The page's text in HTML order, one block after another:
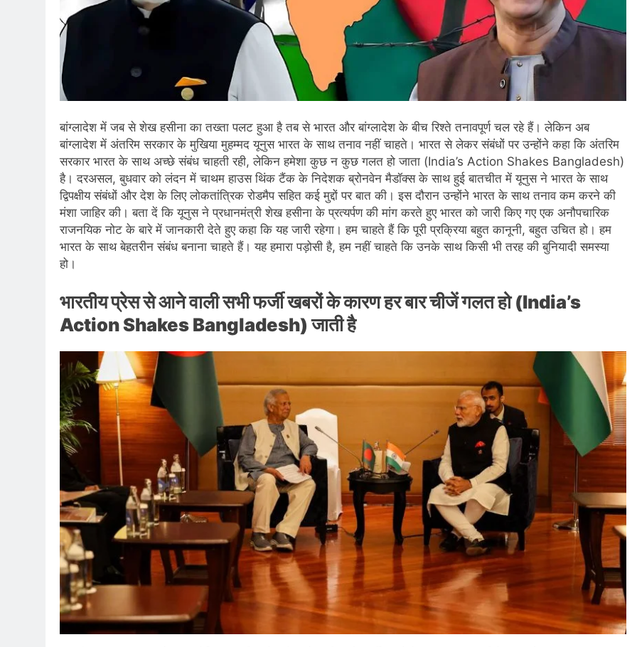
बांग्लादेश में जब से शेख हसीना का तख्ता पलट हुआ है तब से भारत और बांग्लादेश के बीच रिश्ते तनावपूर्ण चल रहे हैं। लेकिन अब
बांग्लादेश में अंतरिम सरकार के मुखिया मुहम्मद यूनुस भारत के साथ तनाव नहीं चाहते। भारत से लेकर संबंधों पर उन्होंने कहा कि अंतरिम
सरकार भारत के साथ अच्छे संबंध चाहती रही, लेकिन हमेशा कुछ न कुछ गलत हो जाता (India’s Action Shakes Bangladesh)
है। दरअसल, बुधवार को लंदन में चाथम हाउस थिंक टैंक के निदेशक ब्रोनवेन मैडॉक्स के साथ हुई बातचीत में यूनुस ने भारत के साथ
द्विपक्षीय संबंधों और देश के लिए लोकतांत्रिक रोडमैप सहित कई मुद्दों पर बात की। इस दौरान उन्होंने भारत के साथ तनाव कम करने की
मंशा जाहिर की। बता दें कि यूनुस ने प्रधानमंत्री शेख हसीना के प्रत्यर्पण की मांग करते हुए भारत को जारी किए गए एक अनौपचारिक
राजनयिक नोट के बारे में जानकारी देते हुए कहा कि यह जारी रहेगा। हम चाहते हैं कि पूरी प्रक्रिया बहुत कानूनी, बहुत उचित हो। हम
भारत के साथ बेहतरीन संबंध बनाना चाहते हैं। यह हमारा पड़ोसी है, हम नहीं चाहते कि उनके साथ किसी भी तरह की बुनियादी समस्या
हो।
भारतीय प्रेस से आने वाली सभी फर्जी खबरों के कारण हर बार चीजें गलत हो (India’s
Action Shakes Bangladesh) जाती है